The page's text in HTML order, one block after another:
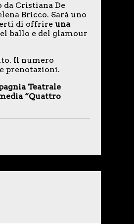
Cristiana De
Bricco. Sarà uno
di offrire una
ballo e del glamour
Il numero
prenotazioni.
Teatrale
“Quattro